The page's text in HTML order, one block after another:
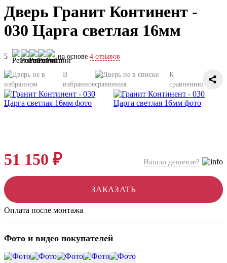
Дверь Гранит Континент -
030 Царга светлая 16мм
5 на основе 4 отзывов
В
избранное
К
сравнению
51 150 ₽ Нашли дешевле?
ЗАКАЗАТЬ
Оплата после монтажа
Фото и видео покупателей